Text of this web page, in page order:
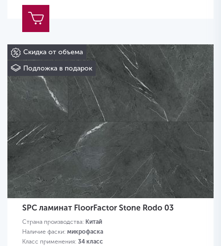
Скидка от объема
Подложка в подарок
SPC ламинат FloorFactor Stone Rodo 03
Страна производства: Китай
Наличие фаски: микрофаска
Класс применения: 34 класс